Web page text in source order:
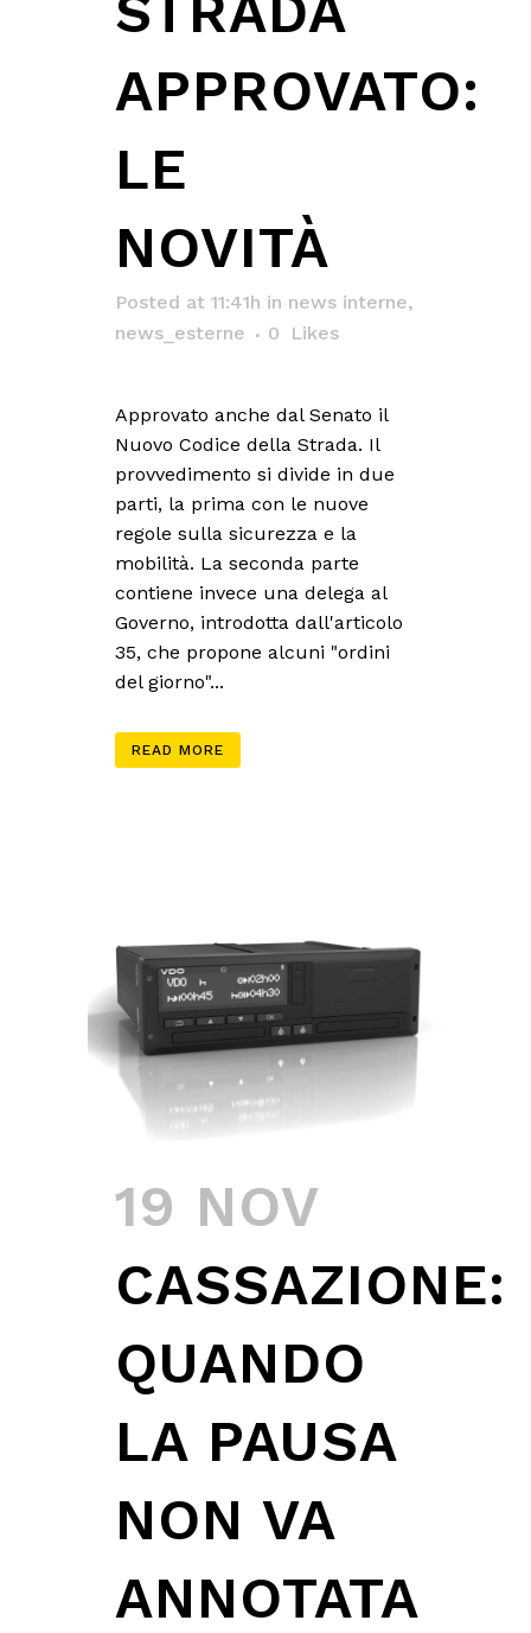
APPROVATO:
LE
NOVITÀ
Posted at 11:41h in news interne,
news_esterne
0 Likes
Approvato anche dal Senato il
Nuovo Codice della Strada. Il
provvedimento si divide in due
parti, la prima con le nuove
regole sulla sicurezza e la
mobilità. La seconda parte
contiene invece una delega al
Governo, introdotta dall'articolo
35, che propone alcuni "ordini
del giorno"...
READ MORE
19 NOV
CASSAZIONE:
QUANDO
LA PAUSA
NON VA
ANNOTATA